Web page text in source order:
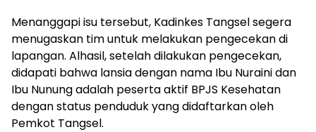
Menanggapi isu tersebut, Kadinkes Tangsel segera
menugaskan tim untuk melakukan pengecekan di
lapangan. Alhasil, setelah dilakukan pengecekan,
didapati bahwa lansia dengan nama Ibu Nuraini dan
Ibu Nunung adalah peserta aktif BPJS Kesehatan
dengan status penduduk yang didaftarkan oleh
Pemkot Tangsel.